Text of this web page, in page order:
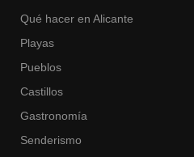
Qué hacer en Alicante
Playas
Pueblos
Castillos
Gastronomía
Senderismo